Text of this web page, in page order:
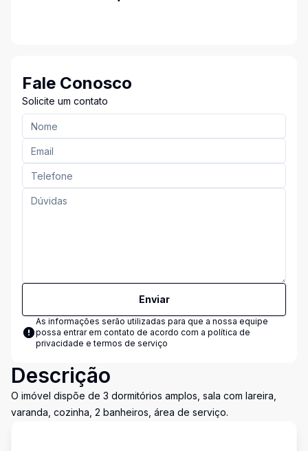
Fale Conosco
Solicite um contato
Enviar
As informações serão utilizadas para que a nossa equipe
possa entrar em contato de acordo com a política de
privacidade e termos de serviço
Descrição
O imóvel dispõe de 3 dormitórios amplos, sala com lareira,
varanda, cozinha, 2 banheiros, área de serviço.